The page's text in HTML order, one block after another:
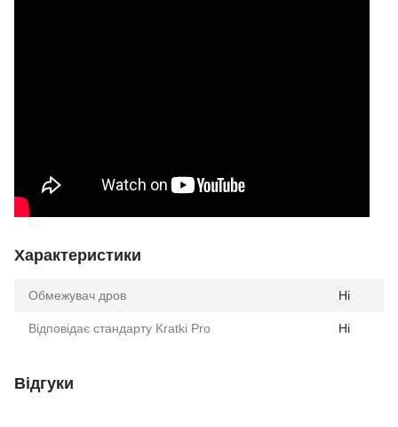
Характеристики
Обмежувач дров Ні
Відповідає стандарту Kratki Pro Ні
Відгуки